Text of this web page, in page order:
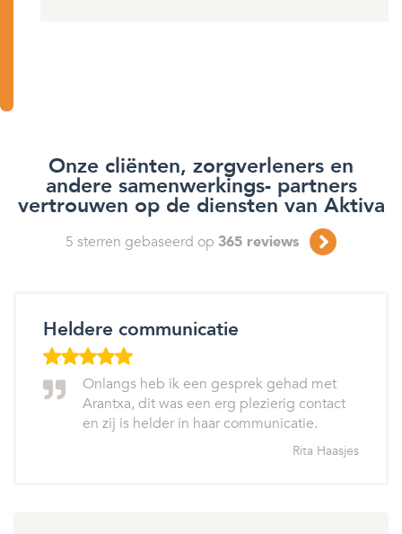
Onze cliënten, zorgverleners en
andere samenwerkings- partners
vertrouwen op de diensten van Aktiva
5 sterren gebaseerd op 365 reviews
Heldere communicatie
Onlangs heb ik een gesprek gehad met
Arantxa, dit was een erg plezierig contact
en zij is helder in haar communicatie.
Rita Haasjes